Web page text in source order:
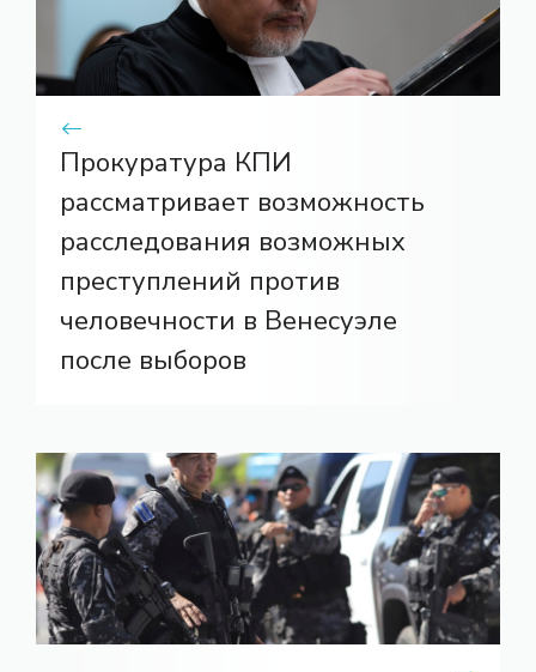
Прокуратура КПИ
рассматривает возможность
расследования возможных
преступлений против
человечности в Венесуэле
после выборов